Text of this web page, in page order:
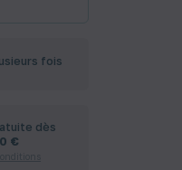
fois
dès
€